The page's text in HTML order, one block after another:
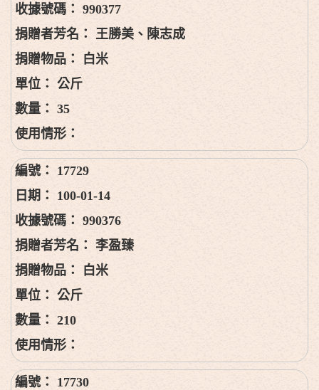
990377
王勝美、陳志成
白米
公斤
35
17729
100-01-14
990376
李盈臻
白米
公斤
210
17730